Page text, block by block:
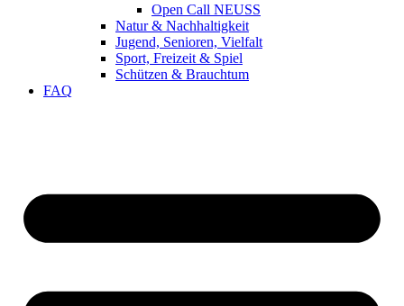
Open Call NEUSS
Natur & Nachhaltigkeit
Jugend, Senioren, Vielfalt
Sport, Freizeit & Spiel
Schützen & Brauchtum
FAQ